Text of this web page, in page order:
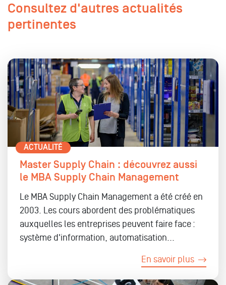
Consultez d'autres actualités
pertinentes
ACTUALITÉ
Master Supply Chain : découvrez aussi
le MBA Supply Chain Management
Le MBA Supply Chain Management a été créé en
2003. Les cours abordent des problématiques
auxquelles les entreprises peuvent faire face :
système d'information, automatisation...
En savoir plus